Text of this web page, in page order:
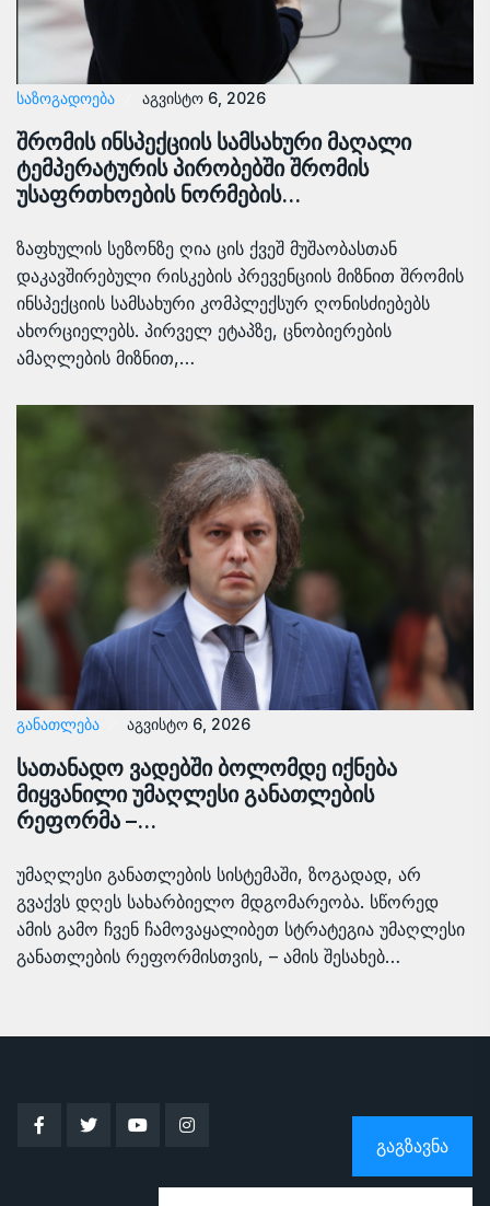
ᲡᲐᲖᲝᲒᲐᲓᲝᲔᲑᲐ აგვისტო 6, 2026
შრომის ინსპექციის სამსახური მაღალი
ტემპერატურის პირობებში შრომის
უსაფრთხოების ნორმების…
ზაფხულის სეზონზე ღია ცის ქვეშ მუშაობასთან
დაკავშირებული რისკების პრევენციის მიზნით შრომის
ინსპექციის სამსახური კომპლექსურ ღონისძიებებს
ახორციელებს. პირველ ეტაპზე, ცნობიერების
ამაღლების მიზნით,…
ᲒᲐᲜᲐᲗᲚᲔᲑᲐ აგვისტო 6, 2026
სათანადო ვადებში ბოლომდე იქნება
მიყვანილი უმაღლესი განათლების
რეფორმა –…
უმაღლესი განათლების სისტემაში, ზოგადად, არ
გვაქვს დღეს სახარბიელო მდგომარეობა. სწორედ
ამის გამო ჩვენ ჩამოვაყალიბეთ სტრატეგია უმაღლესი
განათლების რეფორმისთვის, – ამის შესახებ…
ᲒᲐᲒᲖᲐᲕᲜᲐ